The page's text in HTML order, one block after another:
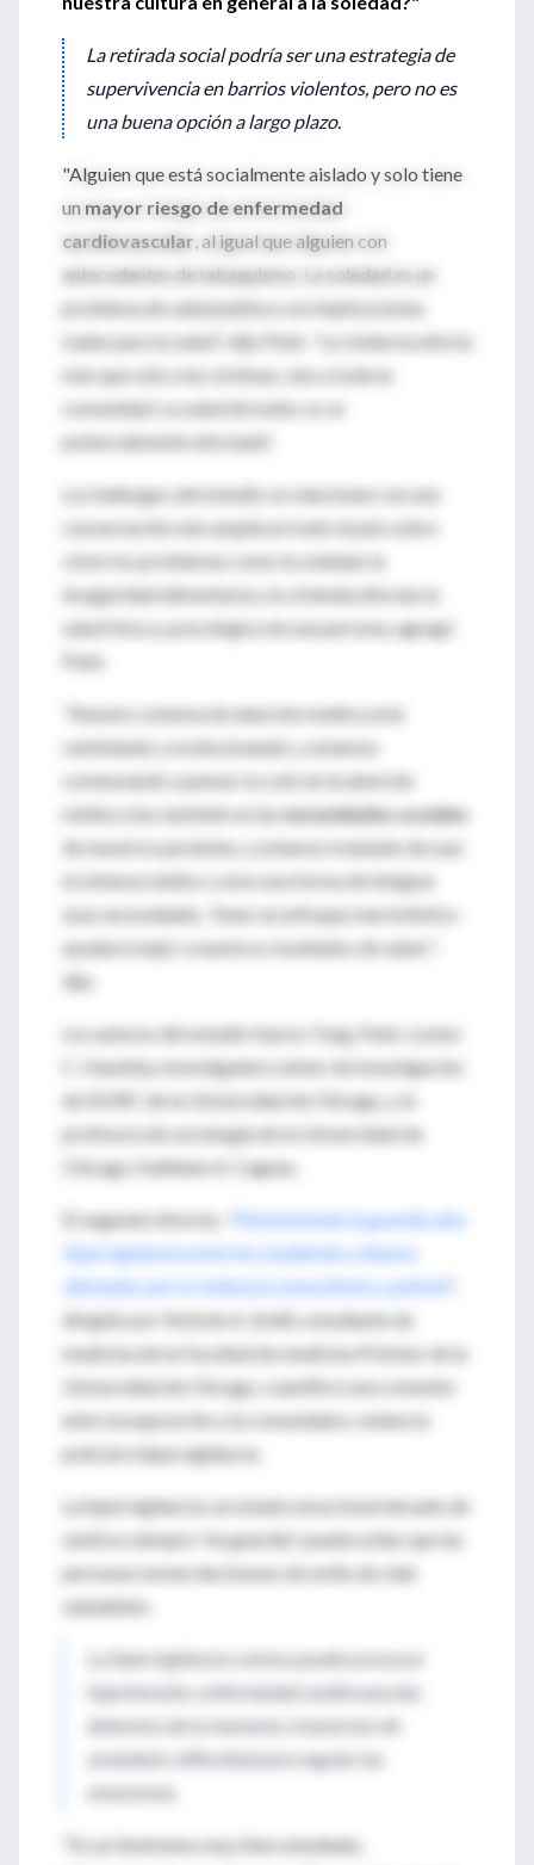
La retirada social podría ser una estrategia de
supervivencia en barrios violentos, pero no es
una buena opción a largo plazo.
"Alguien que está socialmente aislado y solo tiene
un mayor riesgo de enfermedad
cardiovascular, al igual que alguien con
antecedentes de tabaquismo. La soledad es un
problema de salud pública con implicaciones
reales para la salud", dijo Peek. "La violencia afecta
más que solo a las víctimas, sino a toda la
comunidad. La salud de todos se ve
potencialmente afectada".
Los hallazgos del estudio se relacionan con una
conversación más amplia en todo el país sobre
cómo los problemas como la soledad, la
inseguridad alimentaria y la vivienda afectan la
salud física y psicológica de una persona, agregó
Peek.
"Nuestro sistema de atención médica está
cambiando y evolucionando, y estamos
comenzando a pensar no solo en la atención
médica sino también en lasnecesidades sociales
de nuestros pacientes, y estamos tratando de usar
el sistema médico como una forma de integrar
esas necesidades. Tener un enfoque más holístico
ayudará mejor a nuestros resultados de salud ",
dijo.
Los autores del estudio fueron Tung, Peek, Louise
C. Hawkley, investigadora sénior de investigación
de NORC de la Universidad de Chicago, y la
profesora de sociología de la Universidad de
Chicago, Kathleen A. Cagney.
El segundo informe,
Manteniendo la guardia alta:
hipervigilancia entre los residentes urbanos
afectados por la violencia comunitaria y policial
dirigido por Nichole A. Smith, estudiante de
medicina de la Facultad de medicina Pritzker de la
Universidad de Chicago, cuantificó una conexión
entre la exposición a la comunidad y violencia
policial e hipervigilancia.
La hipervigilancia, un estado emocional elevado de
sentirse siempre "en guardia", puede evitar que las
personas tomen decisiones de estilo de vida
saludables.
La hipervigilancia crónica puede provocar
hipertensión, enfermedad cardiovascular,
deterioro de la memoria, trastornos de
ansiedad y dificultad para regular las
emociones.
"Es un fenómeno muy bien estudiado,